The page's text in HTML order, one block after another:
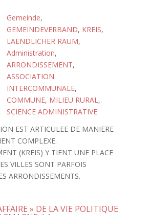
Gemeinde,
GEMEINDEVERBAND, KREIS,
LAENDLICHER RAUM,
Administration,
ARRONDISSEMENT,
ASSOCIATION
INTERCOMMUNALE,
COMMUNE, MILIEU RURAL,
SCIENCE ADMINISTRATIVE
EST ARTICULEE DE MANIERE
COMPLEXE.
(KREIS) Y TIENT UNE PLACE
VILLES SONT PARFOIS
ARRONDISSEMENTS.
» DE LA VIE POLITIQUE